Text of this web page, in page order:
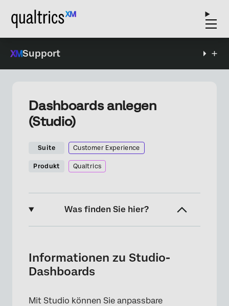
Support
Dashboards anlegen
(Studio)
Suite Customer Experience
Produkt Qualtrics
Was finden Sie hier?
Dashboard anlegen
Ausfüllen einer Vorlage
Informationen zu Studio-
Dashboards
Mit Studio können Sie anpassbare